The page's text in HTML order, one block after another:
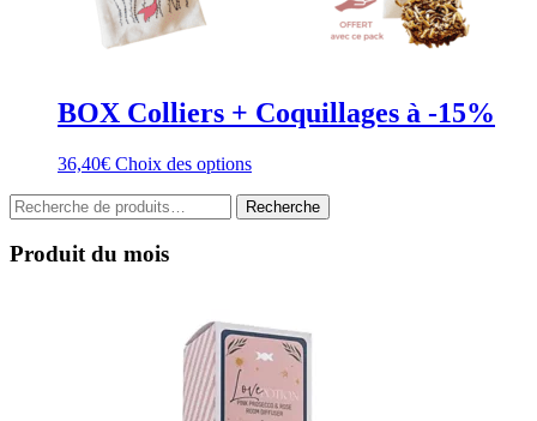
BOX Colliers + Coquillages à -15%
36,40€ Choix des optionsCe
a
être
choisies
la
Recherche
pour :
Recherche
Produit du mois